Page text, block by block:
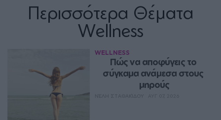
Περισσότερα Θέματα
Wellness
WELLNESS
Πώς να αποφύγεις το
σύγκαμα ανάμεσα στους
μηρούς